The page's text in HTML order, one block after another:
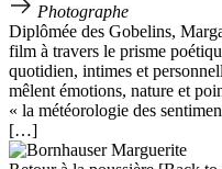
Photographe
Diplômée des Gobelins,
film à travers le prisme
quotidien, intimes et
mêlent émotions, nature et
« la météorologie des
[…]